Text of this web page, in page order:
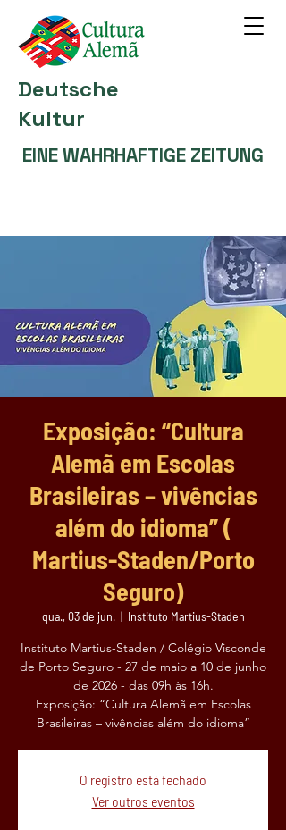
Deutsche
Kultur
EINE WAHRHAFTIGE ZEITUNG
Exposição: “Cultura
Alemã em Escolas
Brasileiras – vivências
além do idioma” (
Martius-Staden/Porto
Seguro)
qua., 03 de jun.
  |
Instituto Martius-Staden
Instituto Martius-Staden / Colégio Visconde
de Porto Seguro - 27 de maio a 10 de junho
de 2026 - das 09h às 16h.
Exposição: “Cultura Alemã em Escolas
Brasileiras – vivências além do idioma”
O registro está fechado
Ver outros eventos